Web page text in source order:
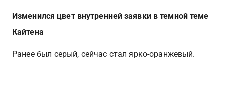
Изменился цвет внутренней заявки в темной теме
Кайтена
Ранее был серый, сейчас стал ярко-оранжевый.